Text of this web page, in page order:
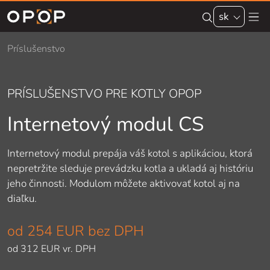
Skip to main content
sk
Príslušenstvo
PRÍSLUŠENSTVO PRE KOTLY OPOP
Internetový modul CS
Internetový modul prepája váš kotol s aplikáciou, ktorá
nepretržite sleduje prevádzku kotla a ukladá aj históriu
jeho činnosti. Modulom môžete aktivovať kotol aj na
diaľku.
od 254 EUR bez DPH
od 312 EUR vr. DPH